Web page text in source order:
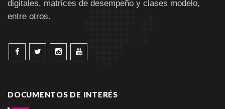
digitales, matrices de desempeño y clases modelo,
entre otros.
DOCUMENTOS DE INTERÉS